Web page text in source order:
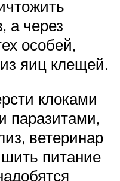
а через
особей,
яиц клещей.
клоками
паразитами,
ветеринар
питание